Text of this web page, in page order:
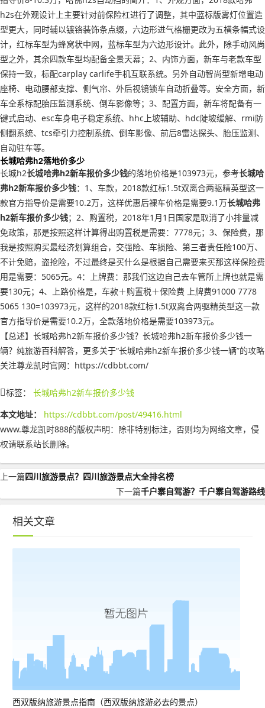
h2s在外观设计上主要针对前保险杠进行了调整，其中蓝标版雾灯位置造
型更大，同时辅以镀铬装饰条点缀，六边形进气格栅更改为五横条幅式设
计，红标车型为蜂窝状中网，蓝标车型为六边形设计。此外，除手动风尚
型之外，其余四款车型均配备全景天幕；2、内饰方面，新车与老款车型
保持一致，标配carplay carlife手机互联系统。另外自动智尚型新增电动
座椅、电动腰部支撑、侧气帘、外后视镜锁车自动折叠等。安全方面，新
车全系标配胎压监测系统、倒车影像等；3、配置方面，新车将配备有一
键式启动、esc车身电子稳定系统、hhc上坡辅助、hdc陡坡缓解、rmi防
侧翻系统、tcs牵引力控制系统、倒车影像、前后8雷达探头、胎压监测、
自动驻车等。
长城哈弗h2落地价多少
长城h2长城哈弗h2新车报价多少钱的落地价格是103973元，参考长城哈
弗h2新车报价多少钱：1、车款，2018款红标1.5t双离合两驱精英型这一
款官方指导价是需要10.2万，这样优惠后裸车价格是需要9.1万长城哈弗
h2新车报价多少钱；2、购置税，2018年1月1日国家是取消了小排量减
免政策，那是按照这样计算得出购置税是需要：7778元；3、保险费，那
我是按照购买最经济划算组合，交强险、车损险、第三者责任险100万、
不计免赔，盗抢险，不过最终是买什么是根据自己需要来买那这样保险费
用是需要：5065元。4：上牌费：那我们这边自己去车管所上牌也就是需
要130元；4、上路价格是，车款＋购置税＋保险费 上牌费91000 7778
5065 130=103973元，这样的2018款红标1.5t双离合两驱精英型这一款
官方指导价是需要10.2万，全款落地价格是需要103973元。
【总述】长城哈弗h2新车报价多少钱？长城哈弗h2新车报价多少钱一
辆？纯旅游百科解答，更多关于“长城哈弗h2新车报价多少钱一辆”的攻略
关注尊龙凯时官网：https://cdbbt.com/
标签： 长城哈弗h2新车报价多少钱
本文地址：
https://cdbbt.com/post/49416.html
www.尊龙凯时888的版权声明： 除非特别标注，否则均为网络文章，侵
权请联系站长删除。
上一篇四川旅游景点？四川旅游景点大全排名榜
下一篇千户寨自驾游？千户寨自驾游路线
相关文章
西双版纳旅游景点指南（西双版纳旅游必去的景点）